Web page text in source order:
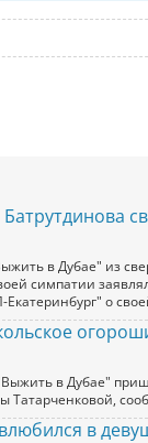
в Дубае" из
симпатии
Екатеринбург" о
в Дубае"
Татарченковой,
в